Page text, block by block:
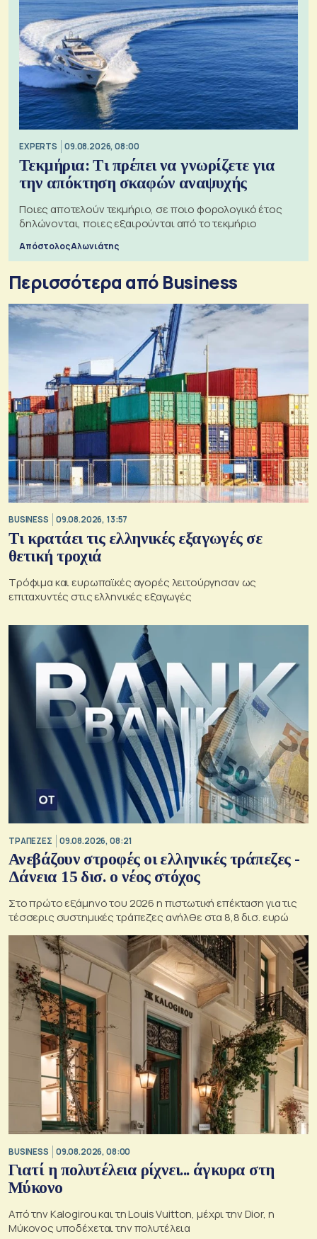
EXPERTS 09.08.2026, 08:00
Τεκμήρια: Τι πρέπει να γνωρίζετε για
την απόκτηση σκαφών αναψυχής
Ποιες αποτελούν τεκμήριο, σε ποιο φορολογικό έτος
δηλώνονται, ποιες εξαιρούνται από το τεκμήριο
Απόστολος Αλωνιάτης
Περισσότερα από Business
BUSINESS 09.08.2026, 13:57
Τι κρατάει τις ελληνικές εξαγωγές σε
θετική τροχιά
Τρόφιμα και ευρωπαϊκές αγορές λειτούργησαν ως
επιταχυντές στις ελληνικές εξαγωγές
ΤΡΑΠΕΖΕΣ 09.08.2026, 08:21
Ανεβάζουν στροφές οι ελληνικές τράπεζες -
Δάνεια 15 δισ. ο νέος στόχος
Στο πρώτο εξάμηνο του 2026 η πιστωτική επέκταση για τις
τέσσερις συστημικές τράπεζες ανήλθε στα 8,8 δισ. ευρώ
BUSINESS 09.08.2026, 08:00
Γιατί η πολυτέλεια ρίχνει... άγκυρα στη
Μύκονο
Από την Kalogirou και τη Louis Vuitton, μέχρι την Dior, η
Μύκονος υποδέχεται την πολυτέλεια